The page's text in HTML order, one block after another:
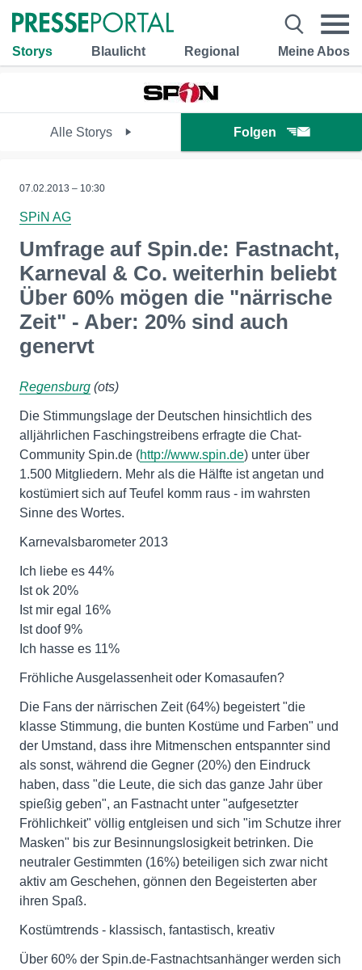
Storys Blaulicht Regional Meine Abos
Alle Storys Folgen
07.02.2013 – 10:30
SPiN AG
Umfrage auf Spin.de: Fastnacht,
Karneval & Co. weiterhin beliebt
Über 60% mögen die "närrische
Zeit" - Aber: 20% sind auch
genervt
Regensburg (ots)
Die Stimmungslage der Deutschen hinsichtlich des
alljährlichen Faschingstreibens erfragte die Chat-
Community Spin.de (http://www.spin.de) unter über
1.500 Mitgliedern. Mehr als die Hälfte ist angetan und
kostümiert sich auf Teufel komm raus - im wahrsten
Sinne des Wortes.
Karnevalsbarometer 2013
Ich liebe es 44%
Ist ok 20%
Ist mir egal 16%
Ist doof 9%
Ich hasse es 11%
Fröhliche Ausgelassenheit oder Komasaufen?
Die Fans der närrischen Zeit (64%) begeistert "die
klasse Stimmung, die bunten Kostüme und Farben" und
der Umstand, dass ihre Mitmenschen entspannter sind
als sonst, während die Gegner (20%) den Eindruck
haben, dass "die Leute, die sich das ganze Jahr über
spießig geben", an Fastnacht unter "aufgesetzter
Fröhlichkeit" völlig entgleisen und sich "im Schutze ihrer
Masken" bis zur Besinnungslosigkeit betrinken. Die
neutraler Gestimmten (16%) beteiligen sich zwar nicht
aktiv am Geschehen, gönnen den Begeisterten aber
ihren Spaß.
Kostümtrends - klassisch, fantastisch, kreativ
Über 60% der Spin.de-Fastnachtsanhänger werden sich